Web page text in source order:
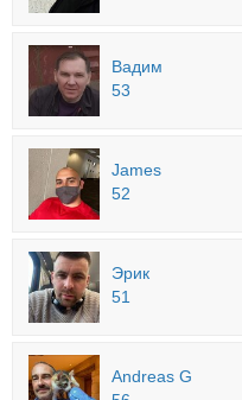
Вадим
53
James
52
Эрик
51
Andreas G